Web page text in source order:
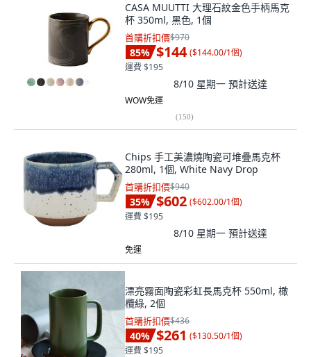
CASA MUUTTI 大理石紋金色手柄馬克
杯 350ml, 黑色, 1個
首購折扣價$970
85% $144 ($144.00/1個)
運費 $195
8/10 星期一 預計送達
WOW免運
(150)
Chips 手工美濃燒陶瓷可堆疊馬克杯
280ml, 1個, White Navy Drop
首購折扣價$940
35% $602 ($602.00/1個)
運費 $195
8/10 星期一 預計送達
免運
漂亮霧面陶瓷彩虹長馬克杯 550ml, 橄
欖綠, 2個
首購折扣價$436
40% $261 ($130.50/1個)
運費 $195